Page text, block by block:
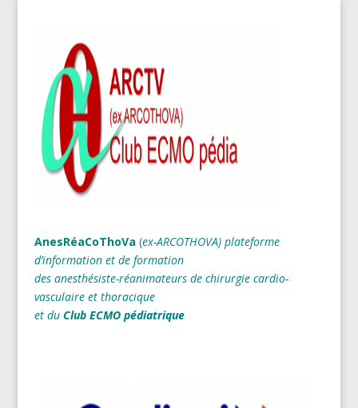
AnesRéaCoThoVa (ex-ARCOTHOVA) plateforme
d’information et de formation
des anesthésiste-réanimateurs de chirurgie cardio-
vasculaire et thoracique
et du Club ECMO pédiatrique